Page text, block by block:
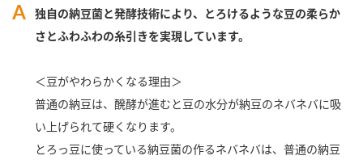
商品カテゴリ
酢 調味酢
新商品一覧
独自の納豆菌と発酵技術により、とろけるような豆の柔らか
さとふわふわの糸引きを実現しています。
＜豆がやわらかくなる理由＞
普通の納豆は、醗酵が進むと豆の水分が納豆のネバネバに吸
い上げられて硬くなります。
とろっ豆に使っている納豆菌の作るネバネバは、普通の納豆